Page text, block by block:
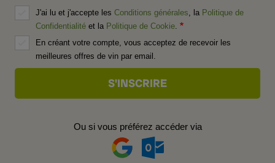
J'ai lu et j'accepte les Conditions générales , la Politique de
Confidentialité et la Politique de Cookie
En créant votre compte, vous acceptez de recevoir les
meilleures offres de vin par email.
Ou si vous préférez accéder via